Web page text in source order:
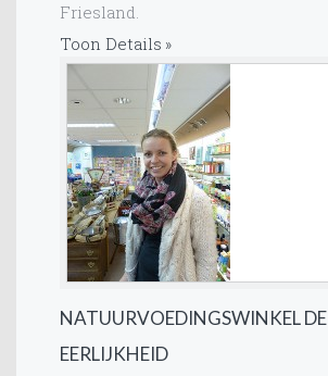
Friesland.
Toon Details
NATUURVOEDINGSWINKEL DE
EERLIJKHEID